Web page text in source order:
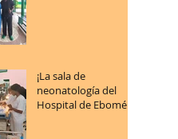
¡La sala de
neonatología del
Hospital de Ebomé